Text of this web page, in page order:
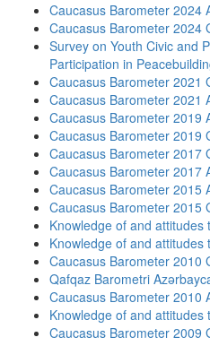
Caucasus Barometer 2024
Caucasus Barometer 2024
Survey on Youth Civic and
Participation in
Caucasus Barometer 2021
Caucasus Barometer 2021
Caucasus Barometer 2019
Caucasus Barometer 2019
Caucasus Barometer 2017
Caucasus Barometer 2017
Caucasus Barometer 2015
Caucasus Barometer 2015
Knowledge of and
Knowledge of and attitudes
Caucasus Barometer 2010
Qafqaz Barometri
Caucasus Barometer 2010
Knowledge of and
Caucasus Barometer 2009